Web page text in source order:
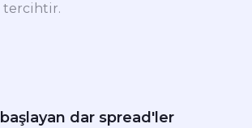
tercihtir.
dar spread'ler